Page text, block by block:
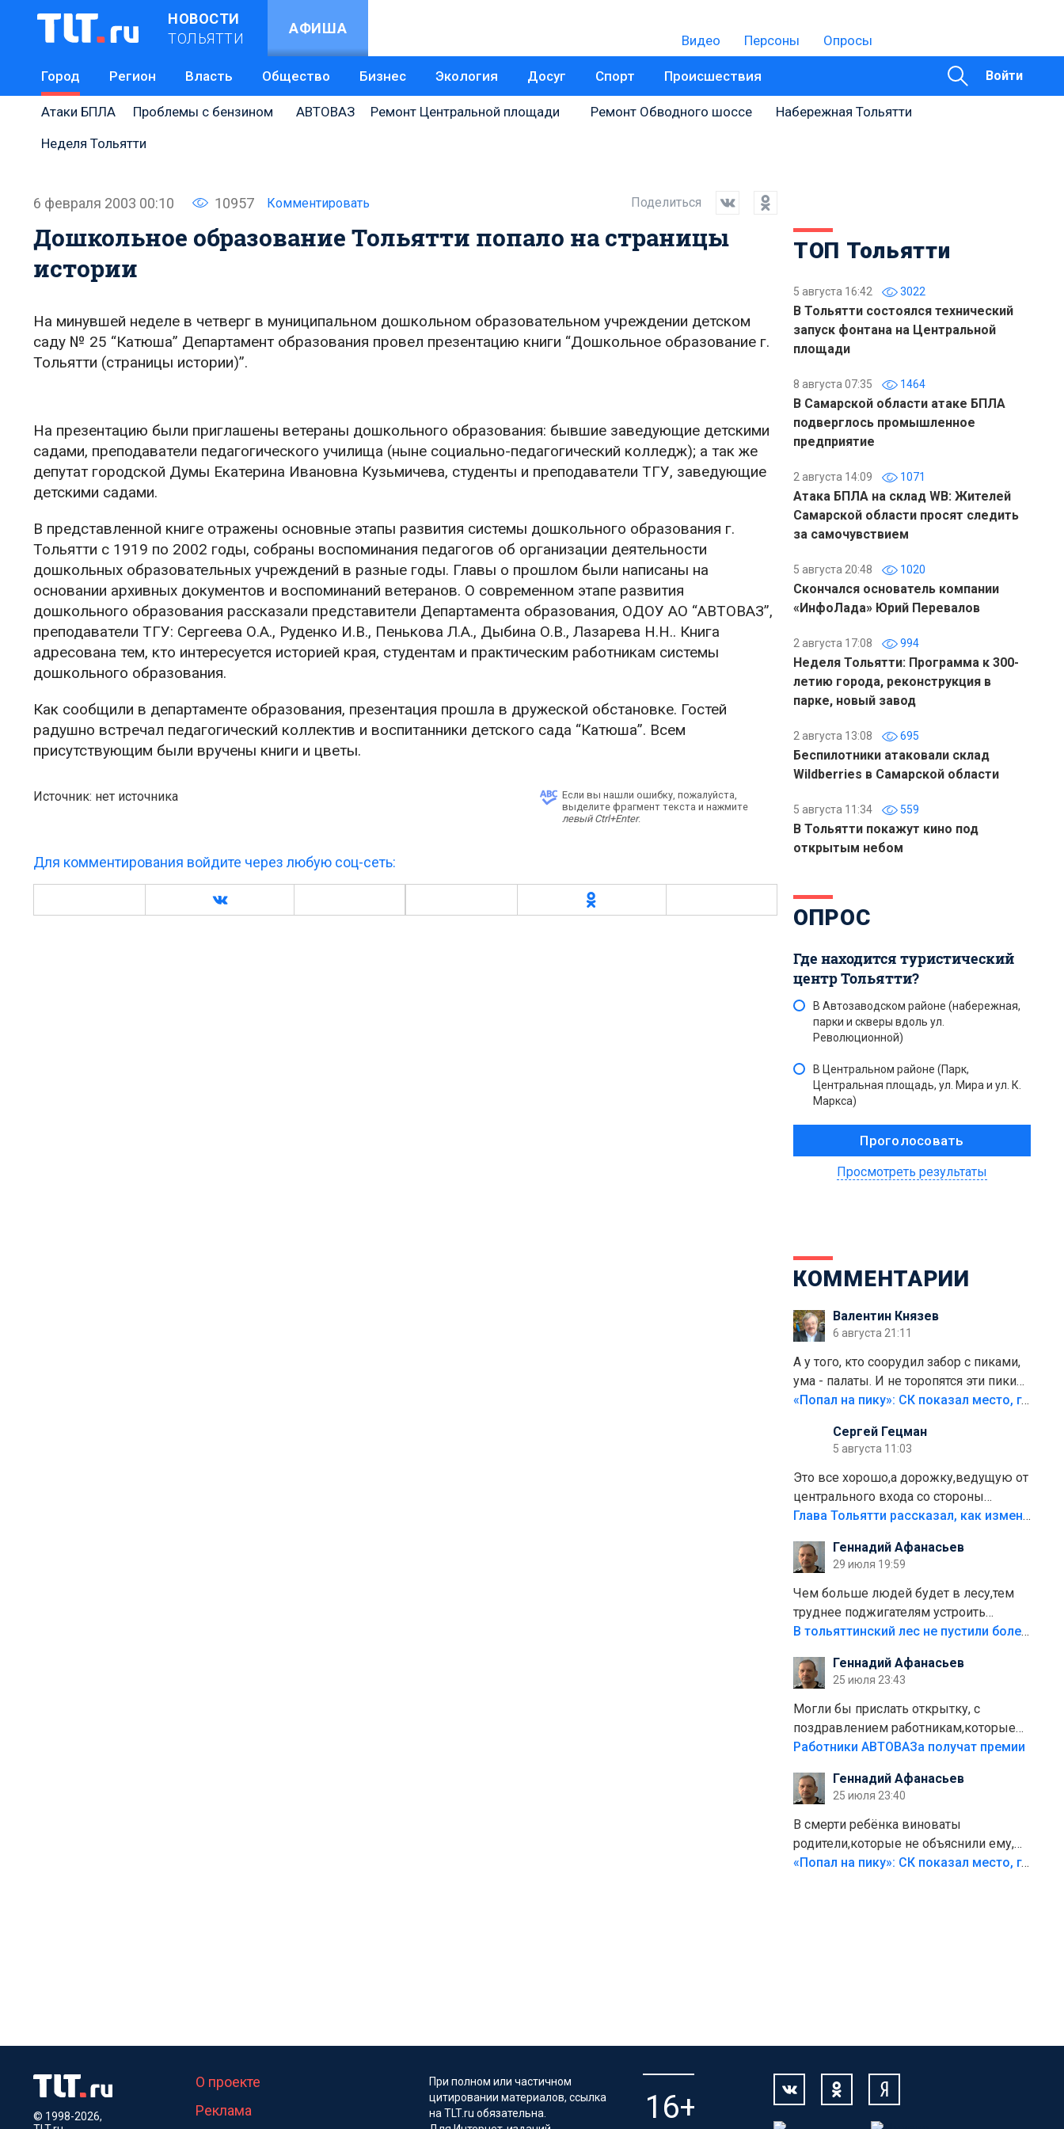
НОВОСТИ
ТОЛЬЯТТИ
АФИША
Видео Персоны Опросы
Город Регион Власть Общество Бизнес Экология Досуг Спорт Происшествия Войти
Атаки БПЛА Проблемы с бензином АВТОВАЗ Ремонт Центральной площади Ремонт Обводного шоссе
Набережная Тольятти
Неделя Тольятти
6 февраля 2003 00:10 10957 Комментировать Поделиться
Дошкольное образование Тольятти попало на страницы
истории
На минувшей неделе в четверг в муниципальном дошкольном образовательном учреждении детском
саду № 25 “Катюша” Департамент образования провел презентацию книги “Дошкольное образование г.
Тольятти (страницы истории)”.
На презентацию были приглашены ветераны дошкольного образования: бывшие заведующие детскими
садами, преподаватели педагогического училища (ныне социально-педагогический колледж); а так же
депутат городской Думы Екатерина Ивановна Кузьмичева, студенты и преподаватели ТГУ, заведующие
детскими садами.
В представленной книге отражены основные этапы развития системы дошкольного образования г.
Тольятти с 1919 по 2002 годы, собраны воспоминания педагогов об организации деятельности
дошкольных образовательных учреждений в разные годы. Главы о прошлом были написаны на
основании архивных документов и воспоминаний ветеранов. О современном этапе развития
дошкольного образования рассказали представители Департамента образования, ОДОУ АО “АВТОВАЗ”,
преподаватели ТГУ: Сергеева О.А., Руденко И.В., Пенькова Л.А., Дыбина О.В., Лазарева Н.Н.. Книга
адресована тем, кто интересуется историей края, студентам и практическим работникам системы
дошкольного образования.
Как сообщили в департаменте образования, презентация прошла в дружеской обстановке. Гостей
радушно встречал педагогический коллектив и воспитанники детского сада “Катюша”. Всем
присутствующим были вручены книги и цветы.
Источник: нет источника
Если вы нашли ошибку, пожалуйста,
выделите фрагмент текста и нажмите
левый Ctrl+Enter.
Для комментирования войдите через любую соц-сеть:
ТОП Тольятти
5 августа 16:42 3022
В Тольятти состоялся технический
запуск фонтана на Центральной
площади
8 августа 07:35 1464
В Самарской области атаке БПЛА
подверглось промышленное
предприятие
2 августа 14:09 1071
Атака БПЛА на склад WB: Жителей
Самарской области просят следить
за самочувствием
5 августа 20:48 1020
Скончался основатель компании
«ИнфоЛада» Юрий Перевалов
2 августа 17:08 994
Неделя Тольятти: Программа к 300-
летию города, реконструкция в
парке, новый завод
2 августа 13:08 695
Беспилотники атаковали склад
Wildberries в Самарской области
5 августа 11:34 559
В Тольятти покажут кино под
открытым небом
ОПРОС
Где находится туристический
центр Тольятти?
В Автозаводском районе (набережная,
парки и скверы вдоль ул.
Революционной)
В Центральном районе (Парк,
Центральная площадь, ул. Мира и ул. К.
Маркса)
Просмотреть результаты
КОММЕНТАРИИ
Валентин Князев
6 августа 21:11
А у того, кто соорудил забор с пиками,
ума - палаты. И не торопятся эти пики
срезать
«Попал на пику»: СК показал место, где был смертельно травмирован ребенок в Тольятти
Сергей Гецман
5 августа 11:03
Это все хорошо,а дорожку,ведущую от
центрального входа со стороны
кафе"Мираж" к аттракционам слабо
плитки не хватило,т.к.осенью и зимой
лежала в парке и испортилась.Да
еще,видимо,часть украли.
Глава Тольятти рассказал, как изменится парк Центрального района
Геннадий Афанасьев
29 июля 19:59
Чем больше людей будет в лесу,тем
труднее поджигателям устроить
пожар.Тех кто разводит костры,тех
полно стоит,почему водители всё
равно едут в лес? Штрафы мизерные.
В тольяттинский лес не пустили более тысячи автомобилей
Геннадий Афанасьев
25 июля 23:43
Могли бы прислать открытку, с
поздравлением работникам,которые
больше сорока лет отработали на
Работники АВТОВАЗа получат премии
Геннадий Афанасьев
25 июля 23:40
В смерти ребёнка виноваты
родители,которые не объяснили ему,
что такое хорошо и что такое плохо!
«Попал на пику»: СК показал место, где был смертельно травмирован ребенок в Тольятти
© 1998-2026,
О проекте
Реклама
При полном или частичном
цитировании материалов, ссылка
на TLT.ru обязательна.